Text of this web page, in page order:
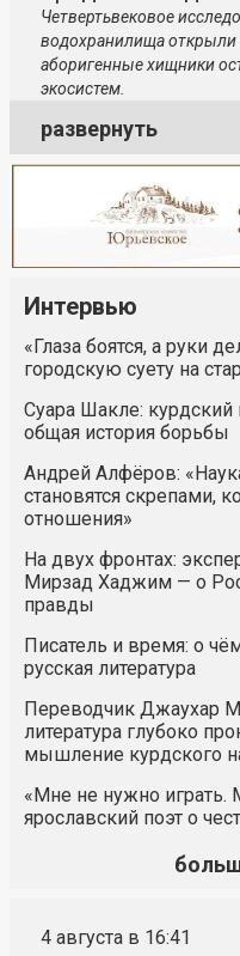
Четвертьвековое
водохранилища
аборигенные хищники
экосистем.
развернуть
Интервью
«Глаза боятся, а руки
городскую суету на
Суара Шакле:
общая история борьбы
Андрей Алфёров:
становятся скрепами,
отношения»
На двух фронтах:
Мирзад Хаджим — о
правды
Писатель и время: о
русская литература
Переводчик Джаухар
литература глубоко
мышление курдского
«Мне не нужно
ярославский поэт о
4 августа в 16:41